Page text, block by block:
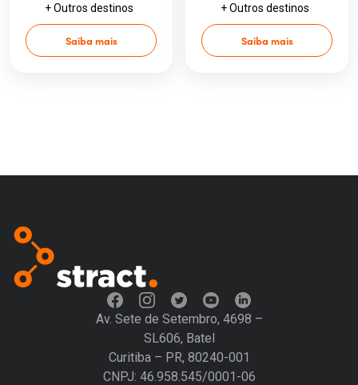
+ Outros destinos
Saiba mais
+ Outros destinos
Saiba mais
Av. Sete de Setembro, 4698 –
SL606, Batel
Curitiba – PR, 80240-001
CNPJ: 46.958.545/0001-06